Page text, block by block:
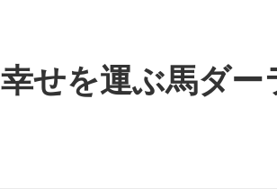
幸せを運ぶ馬ダー